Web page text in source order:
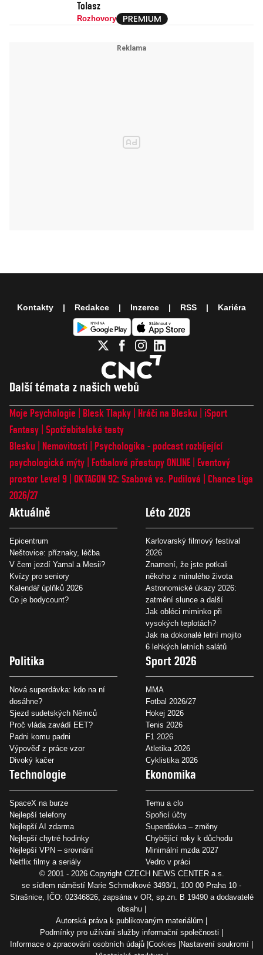
Tolasz
Rozhovory
Další témata z našich webů
Moje Psychologie Blesk Tlapky Hráči na Blesku
iSport
Fantasy Spotřebitelské testy
Blesku
Nemovitosti
Psychologika - podcast rozbíjející
psychologické mýty
Fotbalové přestupy ONLINE
Eventový
prostor Level 9 OKTAGON 92: Szabová vs. Pudilová
Chance Liga
2026/27
Aktuálně
Epicentrum
Neštovice: příznaky, léčba
V čem jezdí Yamal a Mesii?
Kvízy pro seniory
Kalendář úplňků 2026
Co je bodycount?
Léto 2026
Karlovarský filmový festival
2026
Znamení, že jste potkali
někoho z minulého života
Astronomické úkazy 2026:
zatmění slunce a další
Jak obléci miminko při
vysokých teplotách?
Jak na dokonalé letní mojito
6 lehkých letních salátů
Politika
Nová superdávka: kdo na ní
dosáhne?
Sjezd sudetských Němců
Proč vláda zavádí EET?
Padni komu padni
Výpověď z práce vzor
Divoký kačer
Sport 2026
MMA
Fotbal 2026/27
Hokej 2026
Tenis 2026
F1 2026
Atletika 2026
Cyklistika 2026
Technologie
SpaceX na burze
Nejlepší telefony
Nejlepší AI zdarma
Nejlepší chytré hodinky
Nejlepší VPN – srovnání
Netflix filmy a seriály
Ekonomika
Temu a clo
Spořicí účty
Superdávka – změny
Chybějící roky k důchodu
Minimální mzda 2027
Vedro v práci
Kontakty Redakce Inzerce RSS Kariéra
© 2001 - 2026 Copyright CZECH NEWS CENTER a.s.
se sídlem náměstí Marie Schmolkové 3493/1, 100 00 Praha 10 -
Strašnice, IČO: 02346826, zapsána v OR, sp.zn. B 19490 a dodavatelé
obsahu
Autorská práva k publikovaným materiálům
Podmínky pro užívání služby informační společnosti
Informace o zpracování osobních údajů Cookies
Nastavení soukromí